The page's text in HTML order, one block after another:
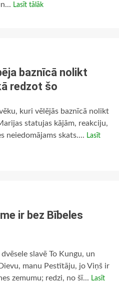
Lasīt tālāk
baznīcā nolikt
redzot šo
kuri vēlējās baznīcā nolikt
statujas kājām, reakciju,
neiedomājams skats.... Lasīt
ir bez Bībeles
slavē To Kungu, un
manu Pestītāju, jo Viņš ir
zemumu; redzi, no šī... Lasīt